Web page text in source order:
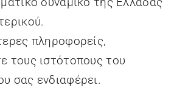
πληροφορείς,
τους ιστότοπους του
σας ενδιαφέρει.